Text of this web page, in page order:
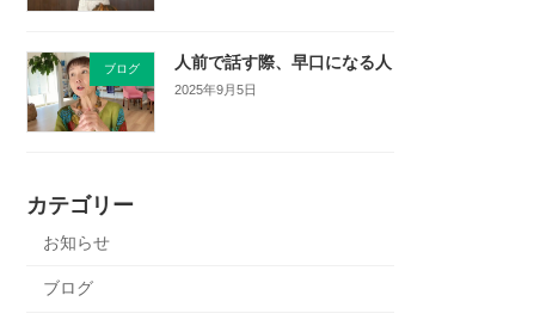
ブログ 人前で話す際、早口になる人
2025年9月5日
カテゴリー
お知らせ
ブログ